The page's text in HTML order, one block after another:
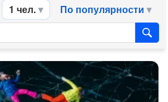
1 чел. По популярности